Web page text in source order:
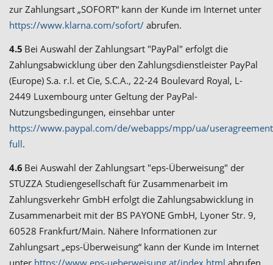
zur Zahlungsart „SOFORT“ kann der Kunde im Internet unter
https://www.klarna.com/sofort/ abrufen.
4.5 Bei Auswahl der Zahlungsart "PayPal" erfolgt die
Zahlungsabwicklung über den Zahlungsdienstleister PayPal
(Europe) S.a. r.l. et Cie, S.C.A., 22-24 Boulevard Royal, L-
2449 Luxembourg unter Geltung der PayPal-
Nutzungsbedingungen, einsehbar unter
https://www.paypal.com/de/webapps/mpp/ua/
full.
4.6 Bei Auswahl der Zahlungsart "eps-Überweisung" der
STUZZA Studiengesellschaft für Zusammenarbeit im
Zahlungsverkehr GmbH erfolgt die Zahlungsabwicklung in
Zusammenarbeit mit der BS PAYONE GmbH, Lyoner Str. 9,
60528 Frankfurt/Main. Nähere Informationen zur
Zahlungsart „eps-Überweisung“ kann der Kunde im Internet
unter https://www.eps-ueberweisung.at/index.html abrufen.